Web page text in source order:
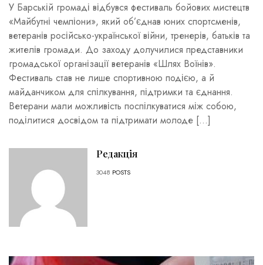
У Барській громаді відбувся фестиваль бойових мистецтв
«Майбутні чемпіони», який об’єднав юних спортсменів,
ветеранів російсько-української війни, тренерів, батьків та
жителів громади. До заходу долучилися представники
громадської організації ветеранів «Шлях Воїнів».
Фестиваль став не лише спортивною подією, а й
майданчиком для спілкування, підтримки та єднання.
Ветерани мали можливість поспілкуватися між собою,
поділитися досвідом та підтримати молоде […]
Редакція
3048 POSTS